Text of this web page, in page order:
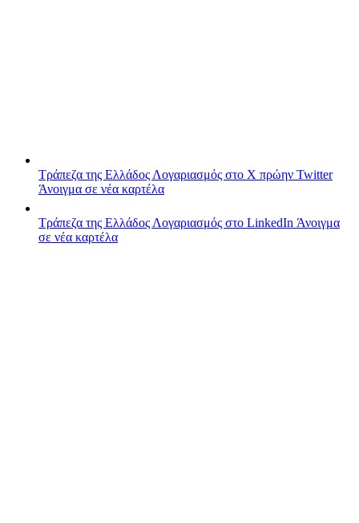
Τράπεζα της Ελλάδος Λογαριασμός στο X πρώην Twitter
Άνοιγμα σε νέα καρτέλα
Τράπεζα της Ελλάδος Λογαριασμός στο LinkedIn Άνοιγμα
σε νέα καρτέλα